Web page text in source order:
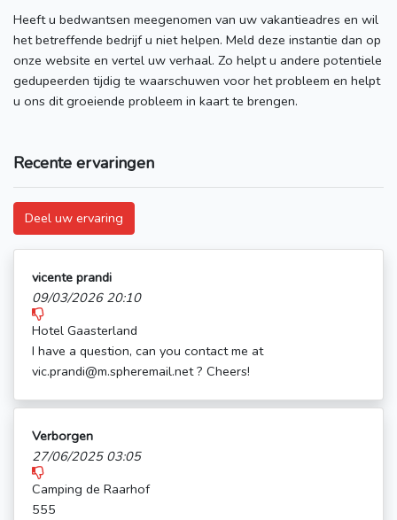
Heeft u bedwantsen meegenomen van uw vakantieadres en wil
het betreffende bedrijf u niet helpen. Meld deze instantie dan op
onze website en vertel uw verhaal. Zo helpt u andere potentiele
gedupeerden tijdig te waarschuwen voor het probleem en helpt
u ons dit groeiende probleem in kaart te brengen.
Recente ervaringen
Deel uw ervaring
vicente prandi
09/03/2026 20:10
Hotel Gaasterland
I have a question, can you contact me at
vic.prandi@m.spheremail.net ? Cheers!
Verborgen
27/06/2025 03:05
Camping de Raarhof
555